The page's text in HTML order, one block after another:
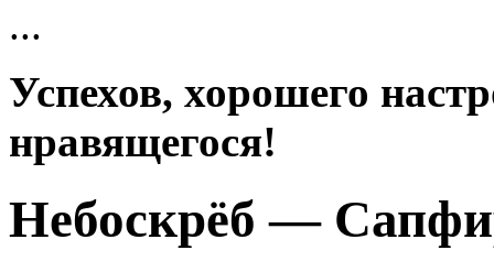
...
Успехов, хорошего
нравящегося!
Небоскрёб —